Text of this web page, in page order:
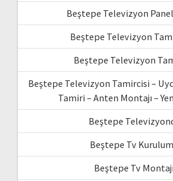
Beştepe Televizyon
Beştepe Televizyon
Beştepe Televizyon
Beştepe Televizyon Tamircisi –
Tamiri – Anten Montajı –
Beştepe
Beştepe Tv
Beştepe Tv Montajı